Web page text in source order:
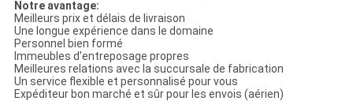
Notre avantage:
Meilleurs prix et délais de livraison
Une longue expérience dans le domaine
Personnel bien formé
Immeubles d'entreposage propres
Meilleures relations avec la succursale de fabrication
Un service flexible et personnalisé pour vous
Expéditeur bon marché et sûr pour les envois (aérien)